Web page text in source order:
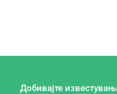
Добивајте